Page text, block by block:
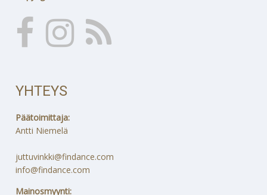
YHTEYS
Päätoimittaja:
Antti Niemelä
juttuvinkki@findance.com
info@findance.com
Mainosmyynti: